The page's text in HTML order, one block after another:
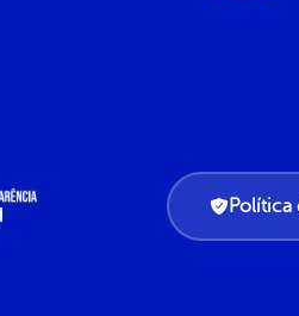
Política